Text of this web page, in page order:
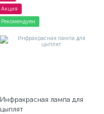
Акция
Рекомендуем
Инфракрасная лампа для
цыплят